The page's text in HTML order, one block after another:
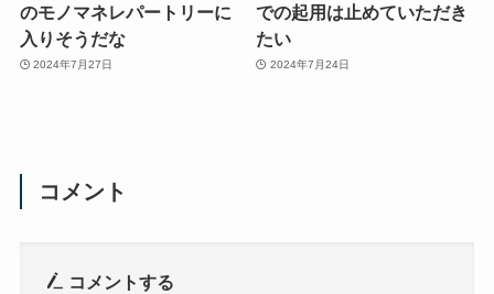
のモノマネレパートリーに
入りそうだな
2024年7月27日
での起用は止めていただき
たい
2024年7月24日
コメント
コメントする